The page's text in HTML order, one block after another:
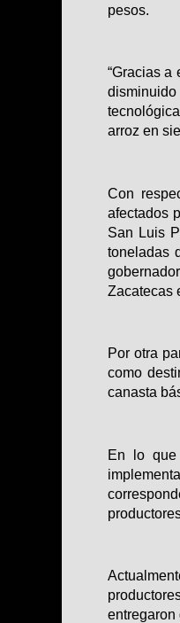
pesos.
“Gracias a
arroz en
Con
afectados
San Luis
toneladas
Zacatecas
Por otra
como
canasta
En lo que
entregaron